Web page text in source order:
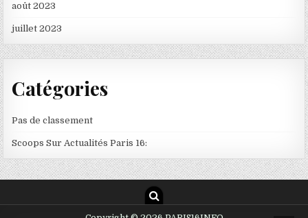
août 2023
juillet 2023
Catégories
Pas de classement
Scoops Sur Actualités Paris 16: